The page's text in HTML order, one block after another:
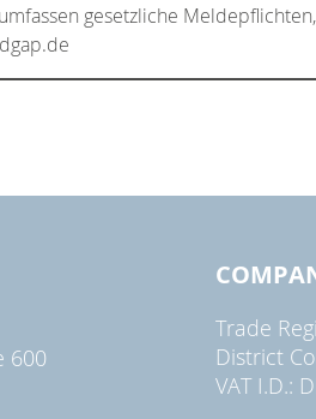
gesetzliche
600
Trade
District
VAT I.D.: